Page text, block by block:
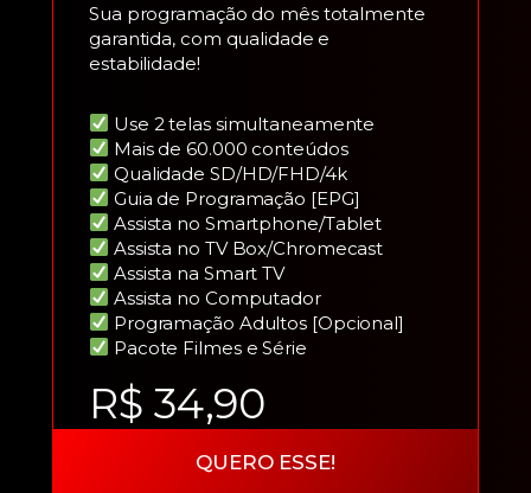
Sua programação do mês totalmente
garantida, com qualidade e
estabilidade!
Use 2 telas simultaneamente
Mais de 60.000 conteúdos
Qualidade SD/HD/FHD/4k
Guia de Programação [EPG]
Assista no Smartphone/Tablet
Assista no TV Box/Chromecast
Assista na Smart TV
Assista no Computador
Programação Adultos [Opcional]
Pacote Filmes e Série
R$ 34,90
QUERO ESSE!